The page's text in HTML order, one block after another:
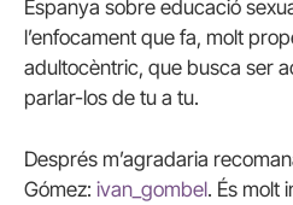
Espanya sobre educació
l’enfocament que fa, molt
adultocèntric, que busca ser
parlar-los de tu a tu.
Després m’agradaria
Gómez: ivan_gombel. És molt